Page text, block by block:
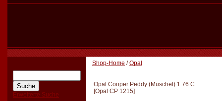
Erweiterte Suche
Shop-Home /Opal
Opal Cooper Peddy (Muschel) 1.76 C
[Opal CP 1215]